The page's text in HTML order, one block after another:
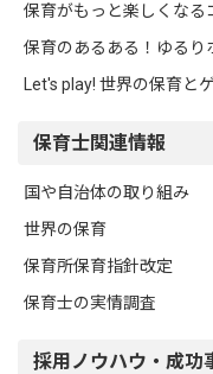
保育がもっと楽しくなる
保育のあるある！ゆるり
Let's play! 世界の保育と
保育士関連情報
国や自治体の取り組み
世界の保育
保育所保育指針改定
保育士の実情調査
採用ノウハウ・成功